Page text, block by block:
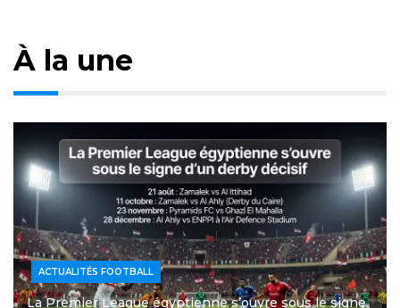
À la une
ACTUALITÉS FOOTBALL
La Premier League égyptienne s’ouvre sous le signe